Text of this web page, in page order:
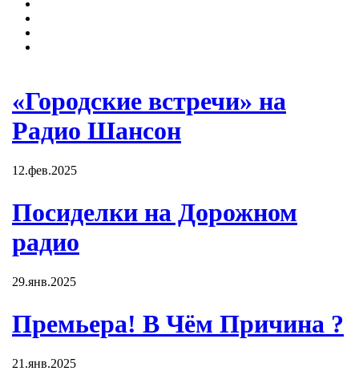
«Городские встречи» на
Радио Шансон
12.фев.2025
Посиделки на Дорожном
радио
29.янв.2025
Премьера! В Чём Причина ?
21.янв.2025